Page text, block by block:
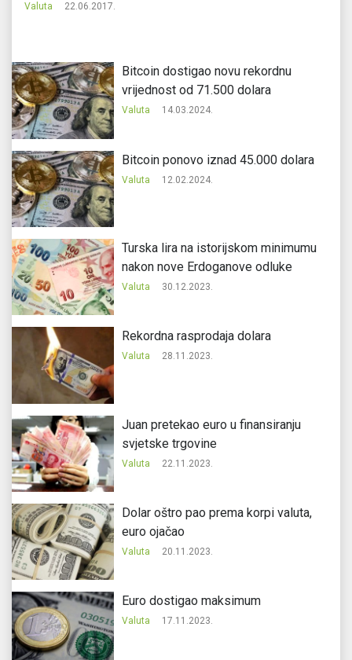
Valuta 22.06.2017.
Bitcoin dostigao novu rekordnu
vrijednost od 71.500 dolara
Valuta 14.03.2024.
Bitcoin ponovo iznad 45.000 dolara
Valuta 12.02.2024.
Turska lira na istorijskom minimumu
nakon nove Erdoganove odluke
Valuta 30.12.2023.
Rekordna rasprodaja dolara
Valuta 28.11.2023.
Juan pretekao euro u finansiranju
svjetske trgovine
Valuta 22.11.2023.
Dolar oštro pao prema korpi valuta,
euro ojačao
Valuta 20.11.2023.
Еuro dostigao maksimum
Valuta 17.11.2023.